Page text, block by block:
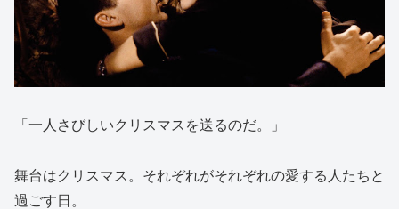
「一人さびしいクリスマスを送るのだ。」
舞台はクリスマス。それぞれがそれぞれの愛する人たちと
過ごす日。